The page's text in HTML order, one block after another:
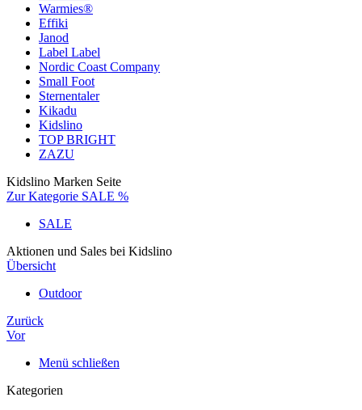
Warmies®
Effiki
Janod
Label Label
Nordic Coast Company
Small Foot
Sternentaler
Kikadu
Kidslino
TOP BRIGHT
ZAZU
Kidslino Marken Seite
Zur Kategorie SALE %
SALE
Aktionen und Sales bei Kidslino
Übersicht
Outdoor
Zurück
Vor
Menü schließen
Kategorien